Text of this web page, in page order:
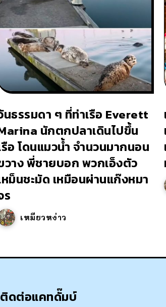
นธรรมดา ๆ ที่ท่าเรือ Everett
นักตกปลาเดินไปขึ้น
รือ โดนแมวน้ำ จำนวนมากนอน
วาง พี่ชายบอก พวกเอ็งตัว
หม็นชะมัด เหมือนผ่านแก๊งหมา
ร
เหมียวหง่าว
ติดต่อแคทดั๊มบ์